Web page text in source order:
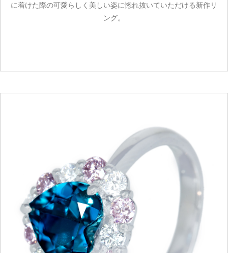
に着けた際の可愛らしく美しい姿に惚れ抜いていただける新作リ
ング。